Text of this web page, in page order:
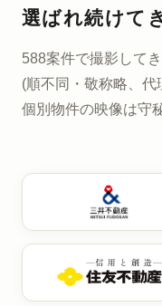
選ばれ続けて
588案件で撮影して
(順不同・敬称略、代
個別物件の映像は守